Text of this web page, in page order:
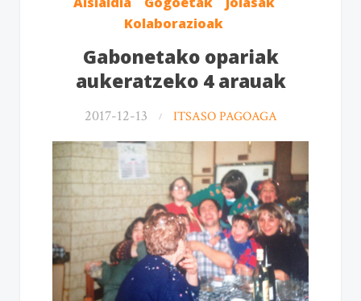
Kolaborazioak
Gabonetako opariak
aukeratzeko 4 arauak
2017-12-13 ITSASO PAGOAGA